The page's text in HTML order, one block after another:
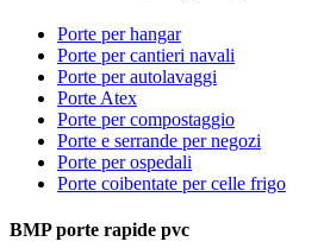
Porte per hangar
Porte per cantieri navali
Porte per autolavaggi
Porte Atex
Porte per compostaggio
Porte e serrande per negozi
Porte per ospedali
Porte coibentate per celle frigo
BMP porte rapide pvc